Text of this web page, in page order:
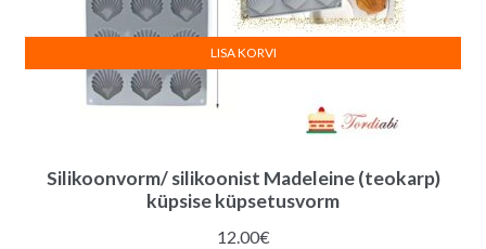
Silikoonvorm/ silikoonist Madeleine (teokarp)
küpsise küpsetusvorm
12.00€
LISA KORVI